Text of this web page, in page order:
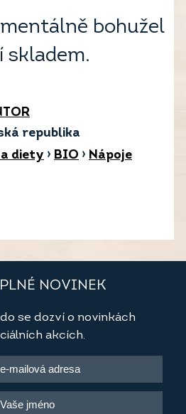
bohužel
skladem.
republika
diety › BIO › Nápoje
NOVINEK
se dozví o novinkách
akcích.